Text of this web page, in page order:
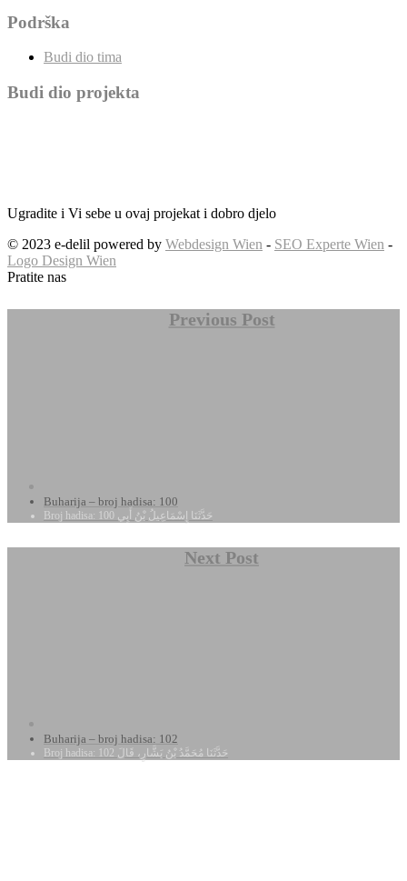
Podrška
Budi dio tima
Budi dio projekta
Ugradite i Vi sebe u ovaj projekat i dobro djelo
© 2023 e-delil powered by Webdesign Wien - SEO Experte Wien -
Logo Design Wien
Pratite nas
Previous Post
Buharija – broj hadisa: 100
Broj hadisa: 100 حَدَّثَنَا إِسْمَاعِيلُ بْنُ أَبِي
Next Post
Buharija – broj hadisa: 102
Broj hadisa: 102 حَدَّثَنَا مُحَمَّدُ بْنُ بَشَّارٍ، قَالَ